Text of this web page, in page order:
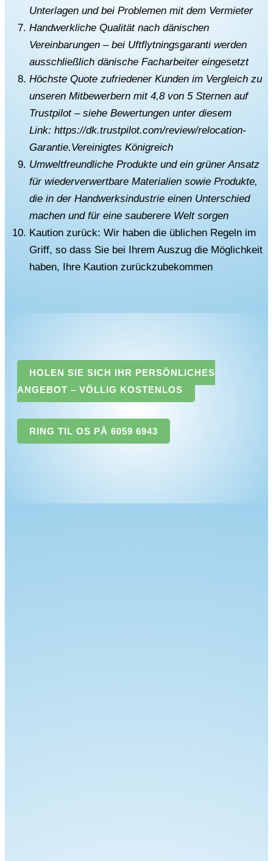
Unterlagen und bei Problemen mit dem Vermieter
Handwerkliche Qualität nach dänischen
Vereinbarungen – bei Uftflytningsgaranti werden
ausschließlich dänische Facharbeiter eingesetzt
Höchste Quote zufriedener Kunden im Vergleich zu
unseren Mitbewerbern mit 4,8 von 5 Sternen auf
Trustpilot – siehe Bewertungen unter diesem
Link: https://dk.trustpilot.com/review/relocation-
Garantie.Vereinigtes Königreich
Umweltfreundliche Produkte und ein grüner Ansatz
für wiederverwertbare Materialien sowie Produkte,
die in der Handwerksindustrie einen Unterschied
machen und für eine sauberere Welt sorgen
Kaution zurück: Wir haben die üblichen Regeln im
Griff, so dass Sie bei Ihrem Auszug die Möglichkeit
haben, Ihre Kaution zurückzubekommen
HOLEN SIE SICH IHR PERSÖNLICHES
ANGEBOT – VÖLLIG KOSTENLOS
RING TIL OS PÅ 6059 6943